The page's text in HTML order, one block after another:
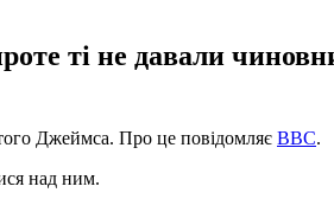
ті не давали
Джеймса. Про це повідомляє BBC.
над ним.